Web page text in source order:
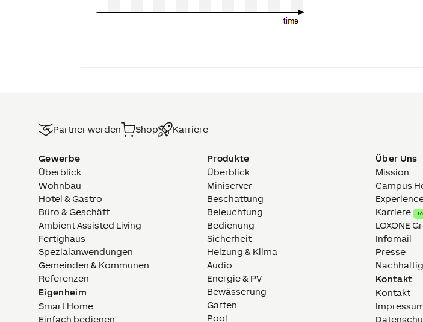
Partner werden Shop Karriere
Gewerbe
Überblick
Wohnbau
Hotel & Gastro
Büro & Geschäft
Ambient Assisted Living
Fertighaus
Spezialanwendungen
Gemeinden & Kommunen
Referenzen
Eigenheim
Smart Home
Einfach bedienen
Produkte
Überblick
Miniserver
Beschattung
Beleuchtung
Bedienung
Sicherheit
Heizung & Klima
Audio
Energie & PV
Bewässerung
Garten
Pool
Über Uns
Mission
Campus
Karriere
LOXONE
Infomail
Presse
Kontakt
Kontakt